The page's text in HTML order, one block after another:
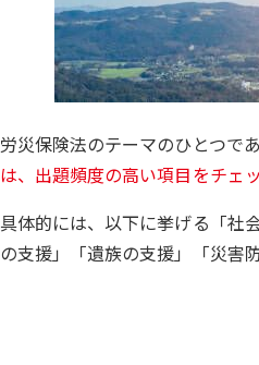
労災保険法のテーマのひとつで
は、出題頻度の高い項目をチェ
具体的には、以下に挙げる「社
の支援」「遺族の支援」「災害